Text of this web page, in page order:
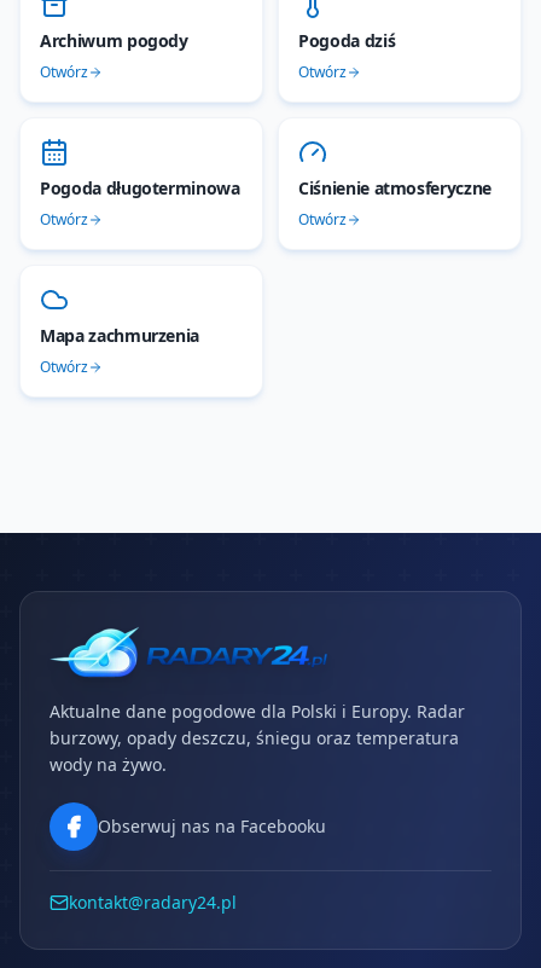
Archiwum pogody
Otwórz
Pogoda dziś
Otwórz
Pogoda długoterminowa
Otwórz
Ciśnienie atmosferyczne
Otwórz
Mapa zachmurzenia
Otwórz
Aktualne dane pogodowe dla Polski i Europy. Radar
burzowy, opady deszczu, śniegu oraz temperatura
wody na żywo.
Obserwuj nas na Facebooku
kontakt@radary24.pl